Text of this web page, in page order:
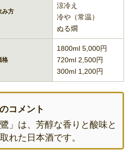
み方
涼冷え
冷や（常温）
ぬる燗
格
1800ml 5,000円
720ml 2,500円
300ml 1,200円
コメント
」は、芳醇な香りと酸味と
れた日本酒です。